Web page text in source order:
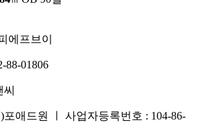
에프브이
88-01806
애드원 ㅣ 사업자등록번호 : 104-86-